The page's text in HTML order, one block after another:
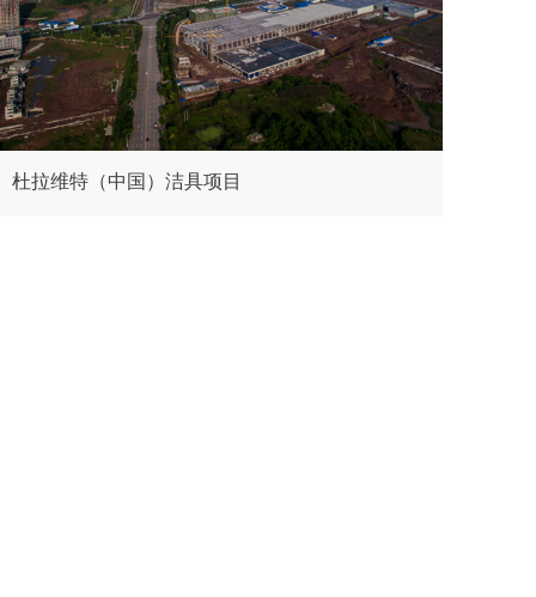
杜拉维特（中国）洁具项目